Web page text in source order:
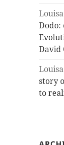
Louisa
Dodo:
David
Louisa
story
to